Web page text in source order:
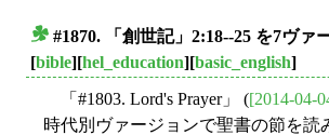
#1870. 「創世記」2:18--25 を7ヴァ
[bible][hel_education][basic_english]
「#1803. Lord's Prayer」 ([2014-04-
時代別ヴァージョンで聖書の節を読